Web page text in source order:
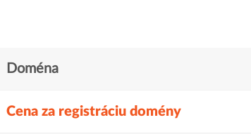
Doména
Cena za registráciu domény